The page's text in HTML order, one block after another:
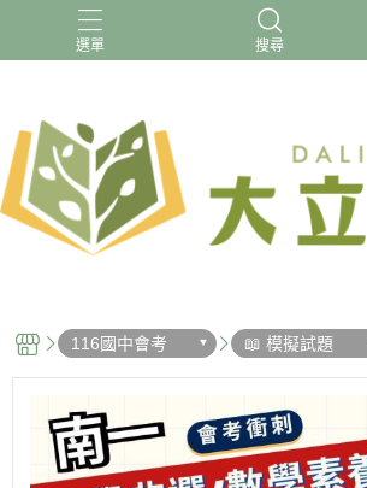
選單 搜尋
【國小】115上最新版
【預購】115上 國小
116年國中會考
升小一先修 暑假先修
116國中會考 📖 模擬試題